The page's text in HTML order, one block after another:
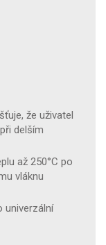
že uživatel
delším
až 250°C po
vláknu
univerzální